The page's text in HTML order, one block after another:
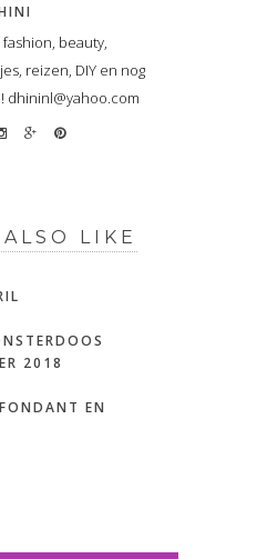
beauty,
reizen, DIY en nog
dhininl@yahoo.com
LIKE
2018
EN